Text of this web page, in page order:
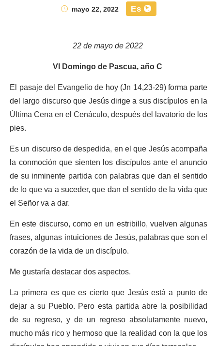
mayo 22, 2022
Es
22 de mayo de 2022
VI Domingo de Pascua, año C
El pasaje del Evangelio de hoy (Jn 14,23-29) forma parte
del largo discurso que Jesús dirige a sus discípulos en la
Última Cena en el Cenáculo, después del lavatorio de los
pies.
Es un discurso de despedida, en el que Jesús acompaña
la conmoción que sienten los discípulos ante el anuncio
de su inminente partida con palabras que dan el sentido
de lo que va a suceder, que dan el sentido de la vida que
el Señor va a dar.
En este discurso, como en un estribillo, vuelven algunas
frases, algunas intuiciones de Jesús, palabras que son el
corazón de la vida de un discípulo.
Me gustaría destacar dos aspectos.
La primera es que es cierto que Jesús está a punto de
dejar a su Pueblo. Pero esta partida abre la posibilidad
de su regreso, y de un regreso absolutamente nuevo,
mucho más rico y hermoso que la realidad con la que los